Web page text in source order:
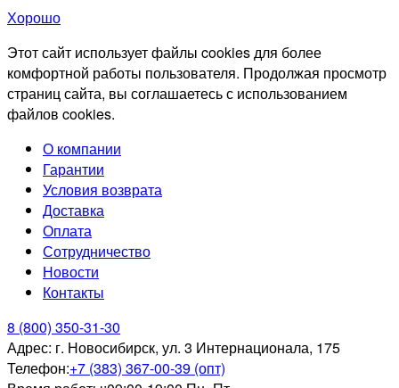
Хорошо
Этот сайт использует файлы cookies для более
комфортной работы пользователя. Продолжая просмотр
страниц сайта, вы соглашаетесь с использованием
файлов cookies.
О компании
Гарантии
Условия возврата
Доставка
Оплата
Сотрудничество
Новости
Контакты
8 (800) 350-31-30
Адрес: г. Новосибирск, ул. 3 Интернационала, 175
Телефон:+7 (383) 367-00-39 (опт)